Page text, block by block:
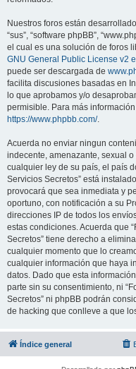
Nuestros foros están
“sus”, “software phpBB”,
el cual es una solución de foros
GNU General Public License v2
puede ser descargada de
facilita discusiones basadas en
lo que aprobamos y/o
permisible. Para más
https://www.phpbb.com/.
Acuerda no enviar ningun
indecente, amenazante, sexual
cualquier ley de su país, el país
Servicios Secretos” está
provocará que sea inmediata y
oportuno, con notificación a su
direcciones IP de todos los
estas condiciones. Acuerda que
Secretos” tiene derecho a
cualquier momento que lo
cualquier información que haya
datos. Dado que esta
parte sin su consentimiento, ni
Secretos” ni phpBB podrán
de hacking que conlleve a que
Índice general